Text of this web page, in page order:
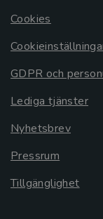
Cookies
GDPR och
Lediga tjänster
Nyhetsbrev
Pressrum
Tillgänglighet